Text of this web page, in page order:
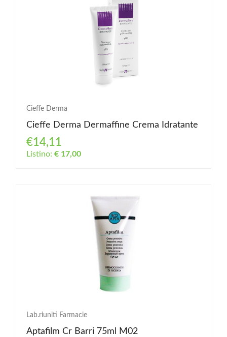
Cieffe Derma
Cieffe Derma Dermaffine Crema Idratante
€14,11
Listino: € 17,00
Lab.riuniti Farmacie
Aptafilm Cr Barri 75ml M02